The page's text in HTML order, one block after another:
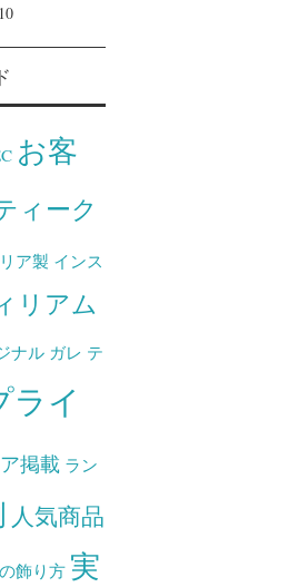
お客
ィーク
ア製 インス
リアム
ナル ガレ テ
ライ
掲載 ラン
人気商品
飾り方 実